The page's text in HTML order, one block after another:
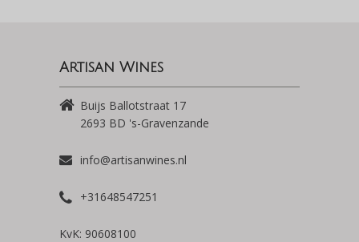
Artisan Wines
Buijs Ballotstraat 17
2693 BD 's-Gravenzande
info@artisanwines.nl
+31648547251
KvK: 90608100